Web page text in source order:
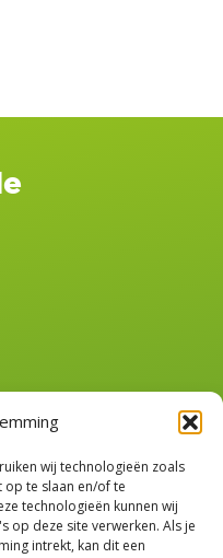
wij technologieën zoals
te slaan en/of te
technologieën kunnen wij
op deze site verwerken. Als je
intrekt, kan dit een